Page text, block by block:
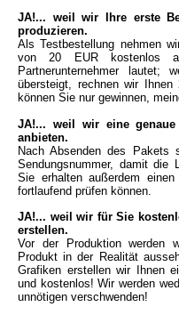
JA!... weil wir Ihre erste
produzieren.
Als Testbestellung nehmen
von 20 EUR
kostenlos
Partnerunternehmer lautet;
übersteigt, rechnen wir
können Sie nur gewinnen,
JA!... weil wir eine genaue
anbieten.
Nach Absenden des
Sendungsnummer, damit die
Sie erhalten außerdem einen
fortlaufend prüfen können.
JA!... weil wir für Sie
erstellen.
Vor der Produktion werden
Produkt in der Realität
Grafiken erstellen wir Ihnen
und kostenlos!Wir werden
unnötigen verschwenden!